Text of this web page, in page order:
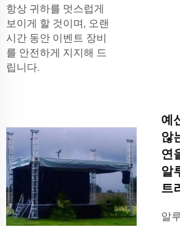
항상 귀하를 멋스럽게
보이게 할 것이며, 오랜
시간 동안 이벤트 장비
를 안전하게 지지해 드
립니다.
예
않
연
알
트
알